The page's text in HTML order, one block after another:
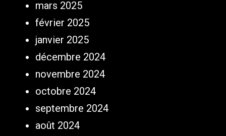
mars 2025
février 2025
janvier 2025
décembre 2024
novembre 2024
octobre 2024
septembre 2024
août 2024